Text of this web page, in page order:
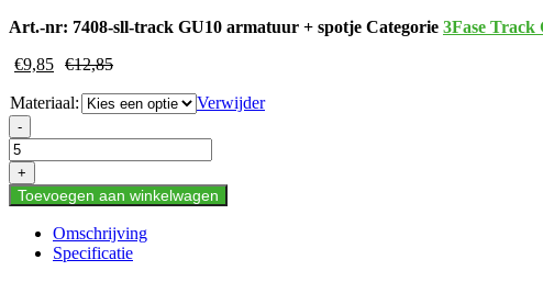
Art.-nr: 7408-sll-track GU10 armatuur + spotje Categorie 3Fase Track
€9,85 €12,85
Materiaal:
Verwijder
Led
Tracklight
3
Fase
GU10
Spotje
-
+
Toevoegen aan winkelwagen
Omschrijving
Specificatie